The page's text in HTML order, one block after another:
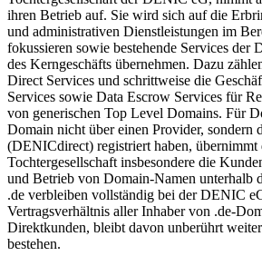
ihren Betrieb auf. Sie wird sich auf die
und administrativen Dienstleistungen im
fokussieren sowie bestehende Services der
des Kerngeschäfts übernehmen. Dazu
Direct Services und schrittweise die
Services sowie Data Escrow Services für
von generischen Top Level Domains. Für
Domain nicht über einen Provider, sondern
(DENICdirect) registriert haben, übernimmt
Tochtergesellschaft insbesondere die
und Betrieb von Domain-Namen unterhalb
.de verbleiben vollständig bei der DENIC
Vertragsverhältnis aller Inhaber von .de-
Direktkunden, bleibt davon unberührt
bestehen.